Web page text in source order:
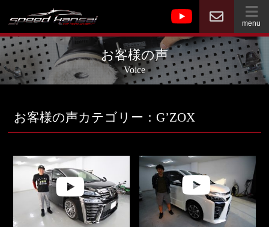
menu
お客様の声
Voice
お客様の声カテゴリー：G’ZOX